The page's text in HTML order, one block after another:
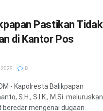
Pastikan Tidak
di Kantor Pos
0
- Kapolresta Balikpapan
S.H., S.I.K., M.Si. meluruskan
mengenai dugaan